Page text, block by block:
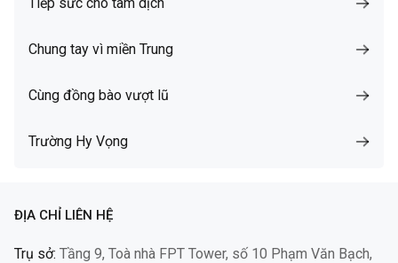
Chung tay vì miền Trung
Cùng đồng bào vượt lũ
Trường Hy Vọng
ĐỊA CHỈ LIÊN HỆ
Trụ sở: Tầng 9, Toà nhà FPT Tower, số 10 Phạm Văn Bạch,